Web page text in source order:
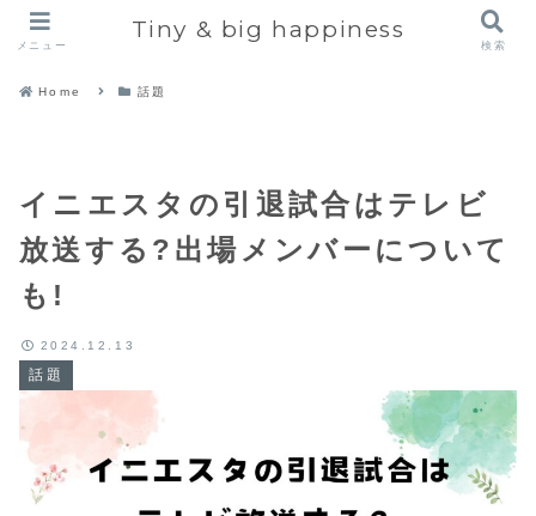
Home 話題
イニエスタの引退試合はテレビ
放送する?出場メンバーについて
も!
話題
2024.12.13
メニュー
Tiny & big happiness
検索